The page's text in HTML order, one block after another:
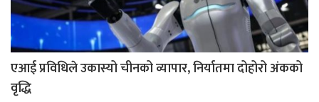
एआई प्रविधिले उकास्यो चीनको व्यापार, निर्यातमा दोहोरो अंकको
वृद्धि